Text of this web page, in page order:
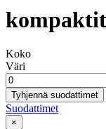
Koko
Väri
Tyhjennä suodattimet
Suodattimet
×